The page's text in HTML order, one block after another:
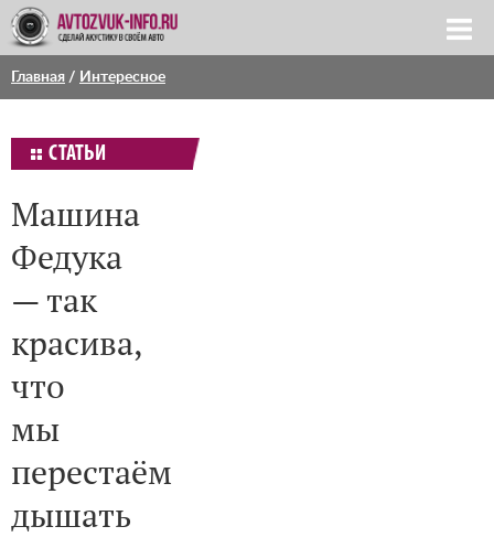
Главная / Интересное
СТАТЬИ
Машина
Федука
— так
красива,
что
мы
перестаём
дышать